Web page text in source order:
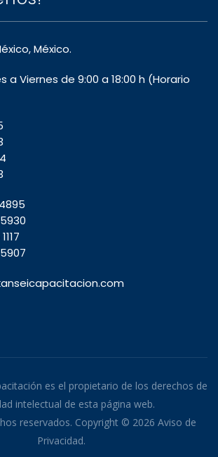
México.
a Viernes de 9:00 a 18:00 h (Horario
es el propietario de los derechos de
intelectual de esta página web.
reservados. Copyright © 2026 Aviso de
Privacidad.